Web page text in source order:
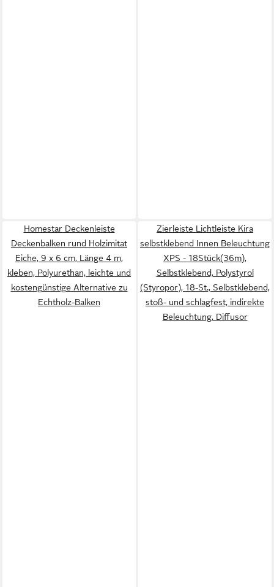
Homestar Deckenleiste
Deckenbalken rund Holzimitat
Eiche, 9 x 6 cm, Länge 4 m,
kleben, Polyurethan, leichte und
kostengünstige Alternative zu
Echtholz-Balken
Zierleiste Lichtleiste Kira
selbstklebend Innen Beleuchtung
XPS - 18Stück(36m),
Selbstklebend, Polystyrol
(Styropor), 18-St., Selbstklebend,
stoß- und schlagfest, indirekte
Beleuchtung, Diffusor